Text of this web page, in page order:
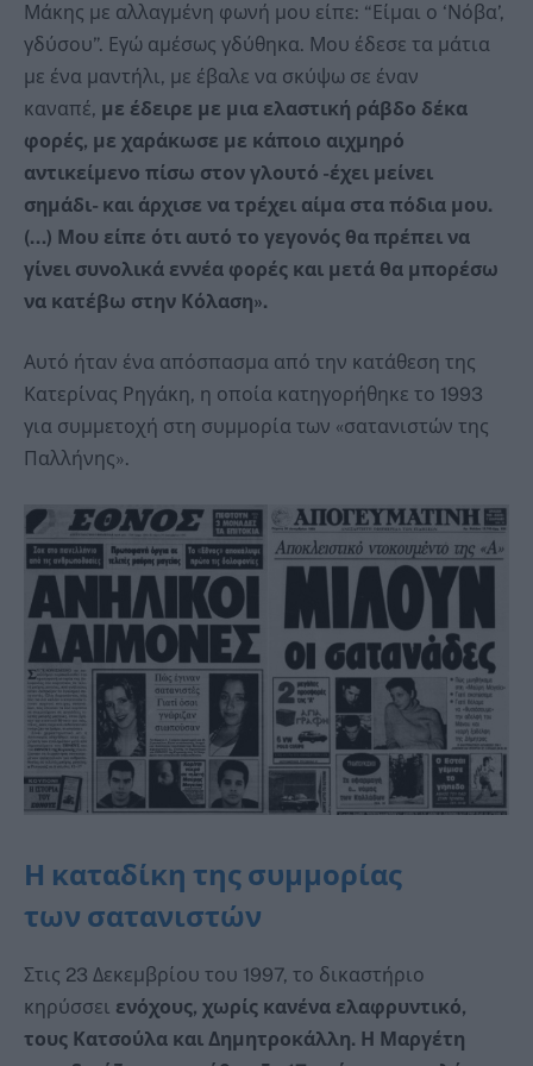
Μάκης με αλλαγμένη φωνή μου είπε: “Είμαι ο ‘Νόβα’,
γδύσου”. Εγώ αμέσως γδύθηκα. Μου έδεσε τα μάτια
με ένα μαντήλι, με έβαλε να σκύψω σε έναν
καναπέ, με έδειρε με μια ελαστική ράβδο δέκα
φορές, με χαράκωσε με κάποιο αιχμηρό
αντικείμενο πίσω στον γλουτό -έχει μείνει
σημάδι- και άρχισε να τρέχει αίμα στα πόδια μου.
(…) Μου είπε ότι αυτό το γεγονός θα πρέπει να
γίνει συνολικά εννέα φορές και μετά θα μπορέσω
να κατέβω στην Κόλαση».
Αυτό ήταν ένα απόσπασμα από την κατάθεση της
Κατερίνας Ρηγάκη, η οποία κατηγορήθηκε το 1993
για συμμετοχή στη συμμορία των «σατανιστών της
Παλλήνης».
Η καταδίκη της συμμορίας
των σατανιστών
Στις 23 Δεκεμβρίου του 1997, το δικαστήριο
κηρύσσει ενόχους, χωρίς κανένα ελαφρυντικό,
τους Κατσούλα και Δημητροκάλλη. Η Μαργέτη